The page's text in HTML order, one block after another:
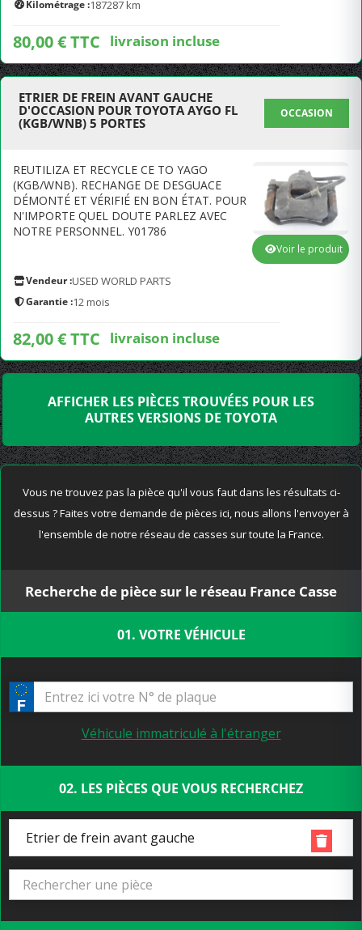
Kilométrage :187287 km
80,00 € TTC livraison incluse
ETRIER DE FREIN AVANT GAUCHE
D'OCCASION POUR TOYOTA AYGO FL
(KGB/WNB) 5 PORTES
OCCASION
REUTILIZA ET RECYCLE CE TO YAGO
(KGB/WNB). RECHANGE DE DESGUACE
DÉMONTÉ ET VÉRIFIÉ EN BON ÉTAT. POUR
N'IMPORTE QUEL DOUTE PARLEZ AVEC
NOTRE PERSONNEL. Y01786
Vendeur :USED WORLD PARTS
Garantie :12 mois
82,00 € TTC livraison incluse
Voir le produit
AFFICHER LES PIÈCES TROUVÉES POUR LES
AUTRES VERSIONS DE TOYOTA
Vous ne trouvez pas la pièce qu'il vous faut dans les résultats ci-
dessus ? Faites votre demande de pièces ici, nous allons l'envoyer à
l'ensemble de notre réseau de casses sur toute la France.
Recherche de pièce sur le réseau France Casse
01. VOTRE VÉHICULE
Véhicule immatriculé à l'étranger
02. LES PIÈCES QUE VOUS RECHERCHEZ
Etrier de frein avant gauche